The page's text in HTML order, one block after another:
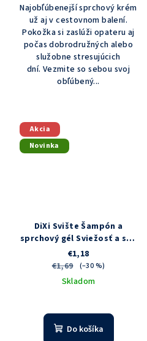
Najobľúbenejší sprchový krém
už aj v cestovnom balení.
Pokožka si zaslúži opateru aj
počas dobrodružných alebo
služobne stresujúcich
dní. Vezmite so sebou svoj
obľúbený...
Akcia
Novinka
DiXi Svište Šampón a
sprchový gél Sviežosť a sila
hôr 100 ml
€1,18
€1,69
(–30 %)
Skladom
Do košíka